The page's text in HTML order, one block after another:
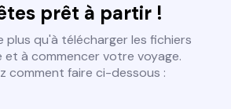
prêt à partir !
plus qu'à télécharger les fichiers
à commencer votre voyage.
comment faire ci-dessous :